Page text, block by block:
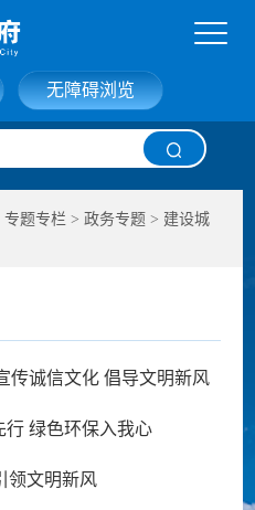
走进益阳
政务服务
无障碍浏览
专题专栏 >政务专题 > 建设城
传诚信文化 倡导文明新风
行 绿色环保入我心
领文明新风